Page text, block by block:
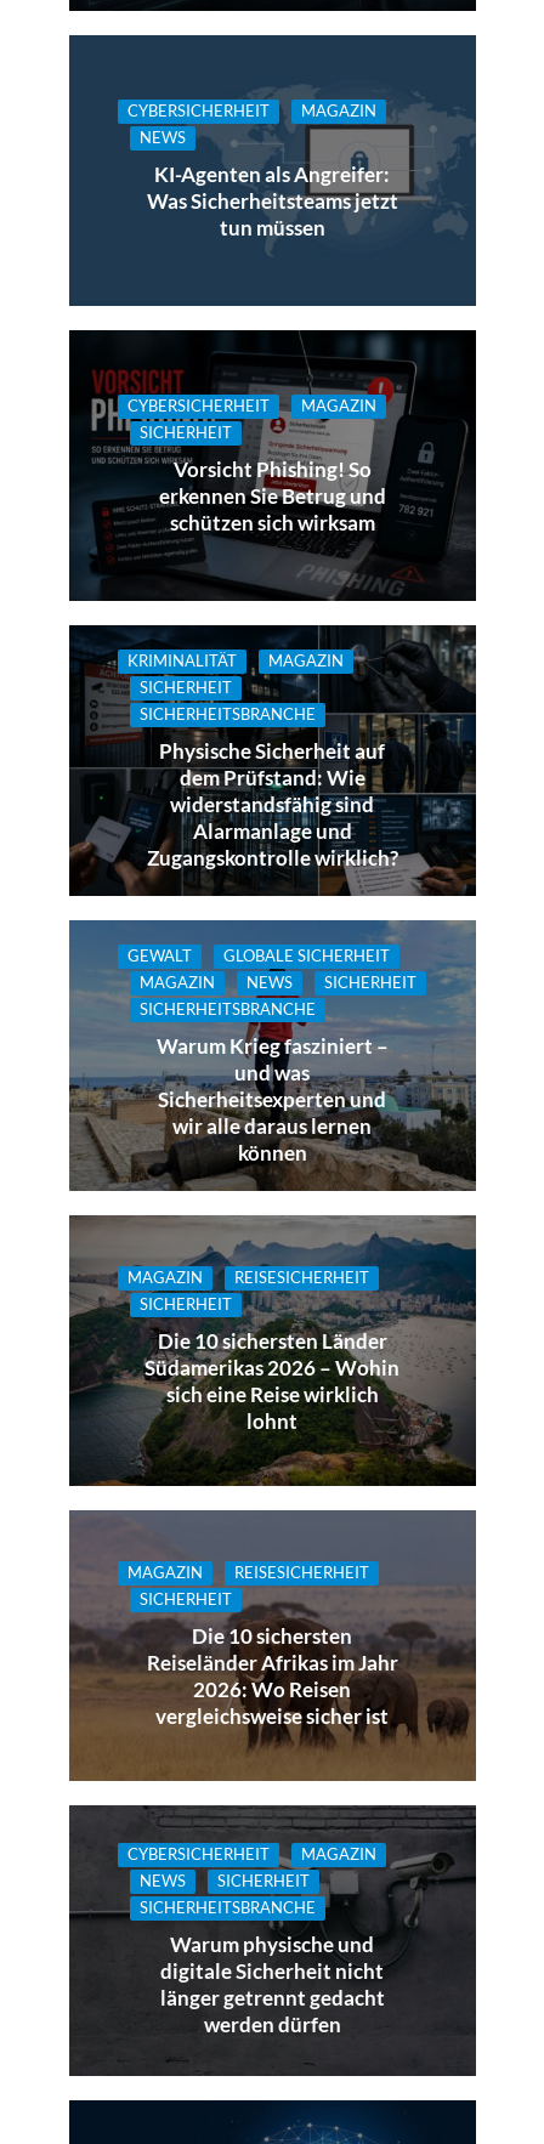
CYBERSICHERHEIT
MAGAZIN
NEWS
KI-Agenten als Angreifer:
Was Sicherheitsteams jetzt
tun müssen
CYBERSICHERHEIT
MAGAZIN
SICHERHEIT
Vorsicht Phishing! So
erkennen Sie Betrug und
schützen sich wirksam
KRIMINALITÄT
MAGAZIN
SICHERHEIT
SICHERHEITSBRANCHE
Physische Sicherheit auf
dem Prüfstand: Wie
widerstandsfähig sind
Alarmanlage und
Zugangskontrolle wirklich?
GEWALT
GLOBALE SICHERHEIT
MAGAZIN
NEWS
SICHERHEIT
SICHERHEITSBRANCHE
Warum Krieg fasziniert –
und was
Sicherheitsexperten und
wir alle daraus lernen
können
MAGAZIN
REISESICHERHEIT
SICHERHEIT
Die 10 sichersten Länder
Südamerikas 2026 – Wohin
sich eine Reise wirklich
lohnt
MAGAZIN
REISESICHERHEIT
SICHERHEIT
Die 10 sichersten
Reiseländer Afrikas im Jahr
2026: Wo Reisen
vergleichsweise sicher ist
CYBERSICHERHEIT
MAGAZIN
NEWS
SICHERHEIT
SICHERHEITSBRANCHE
Warum physische und
digitale Sicherheit nicht
länger getrennt gedacht
werden dürfen